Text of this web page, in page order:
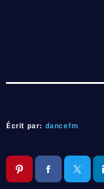
Écrit par: dancefm